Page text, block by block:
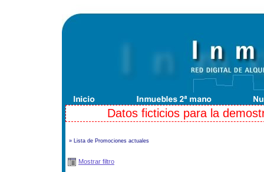
Datos ficticios para la
» Lista de Promociones actuales
Mostrar filtro